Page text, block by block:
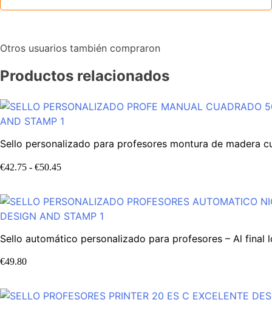
Otros usuarios también compraron
Productos relacionados
Sello personalizado para profesores montura de madera
€42.75 - €50.45
Sello automático personalizado para profesores – Al final
€49.80